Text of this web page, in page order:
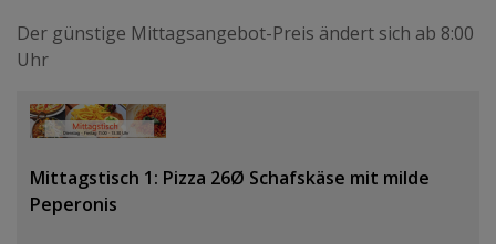
Der günstige Mittagsangebot-Preis ändert sich ab 8:00
Uhr
Mittagstisch 1: Pizza 26Ø Schafskäse mit milde
Peperonis